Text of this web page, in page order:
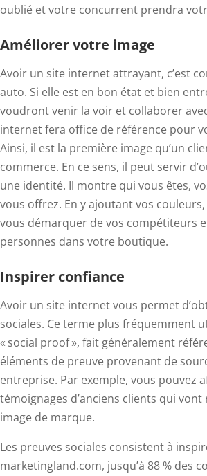
oublié et votre concurrent prendra
Améliorer votre image
Avoir un site internet attrayant, c’est
auto. Si elle est en bon état et bien
voudront venir la voir et collaborer
internet fera office de référence pour
Ainsi, il est la première image qu’un
commerce. En ce sens, il peut servir
une identité. Il montre qui vous êtes,
vous offrez. En y ajoutant vos
vous démarquer de vos compétiteurs
personnes dans votre boutique.
Inspirer confiance
Avoir un site internet vous permet
sociales. Ce terme plus fréquemment
« social proof », fait généralement
éléments de preuve provenant de
entreprise. Par exemple, vous pouvez
témoignages d’anciens clients qui
image de marque.
Les preuves sociales consistent à
marketingland.com, jusqu’à 88 % des